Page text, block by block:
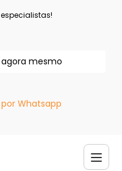
mesmo
Whatsapp